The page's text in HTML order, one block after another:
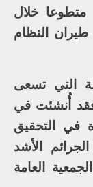
بداية عمله، وقُتل أكثر من 250 متطوعا خلال
طيران النظام
التي تسعى
أُنشئت في
للمساعدة في التحقيق
الأشد
العامة